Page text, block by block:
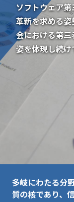
ソフトウェア
革新を求める姿
会における第
姿を体現し続け
多岐にわたる分
質の核であり、